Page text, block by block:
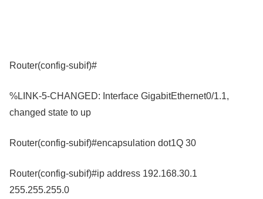
Router(config-subif)#
%LINK-5-CHANGED: Interface GigabitEthernet0/1.1,
changed state to up
Router(config-subif)#encapsulation dot1Q 30
Router(config-subif)#ip address 192.168.30.1
255.255.255.0